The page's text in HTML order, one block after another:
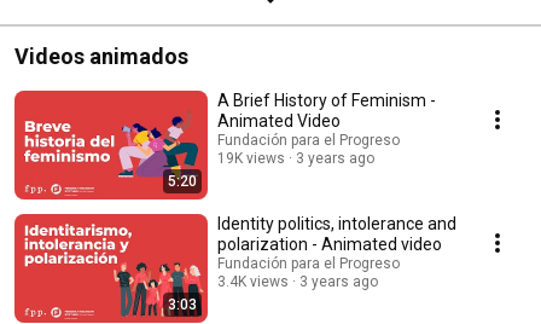
Videos animados
5:20
A Brief History of Feminism -
Animated Video
Fundación para el Progreso
19K views
3 years ago
3:03
Identity politics, intolerance and
polarization - Animated video
Fundación para el Progreso
3.4K views
3 years ago